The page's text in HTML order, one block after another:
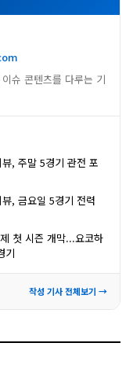
슈 콘텐츠를 다루는 기
, 주말 5경기 관전 포
, 금요일 5경기 전력
첫 시즌 개막...요코하
기
작성 기사 전체보기 →